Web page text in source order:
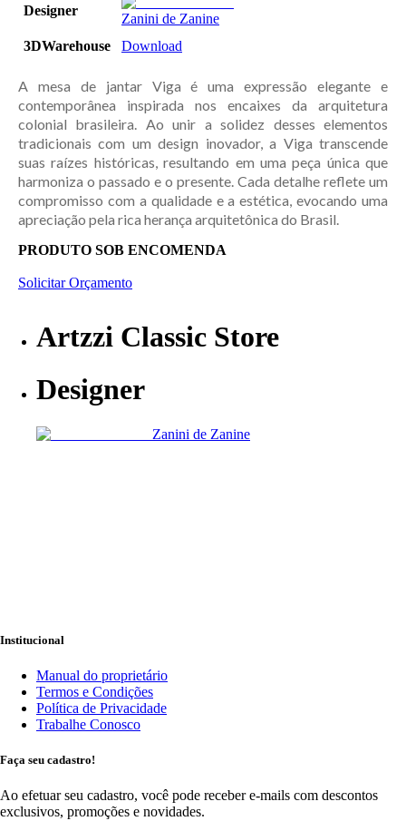
Designer
Zanini de Zanine
3DWarehouse
Download
A mesa de jantar Viga é uma expressão elegante e
contemporânea inspirada nos encaixes da arquitetura
colonial brasileira. Ao unir a solidez desses elementos
tradicionais com um design inovador, a Viga transcende
suas raízes históricas, resultando em uma peça única que
harmoniza o passado e o presente. Cada detalhe reflete um
compromisso com a qualidade e a estética, evocando uma
apreciação pela rica herança arquitetônica do Brasil.
PRODUTO SOB ENCOMENDA
Solicitar Orçamento
Artzzi Classic Store
Designer
Zanini de Zanine
Institucional
Manual do proprietário
Termos e Condições
Política de Privacidade
Trabalhe Conosco
Faça seu cadastro!
Ao efetuar seu cadastro, você pode receber e-mails com descontos
exclusivos, promoções e novidades.